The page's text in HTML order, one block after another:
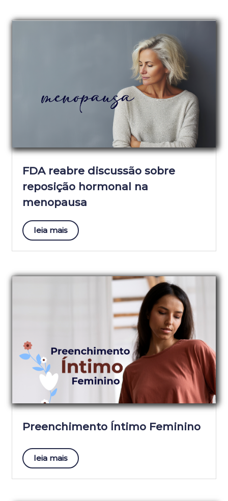
FDA reabre discussão sobre
reposição hormonal na
menopausa
leia mais
Preenchimento Íntimo Feminino
leia mais